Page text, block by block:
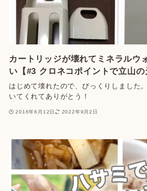
カートリッジが壊れてミネラルウ
い【#3 クロネコポイントで立山の
はじめて壊れたので、びっくりしました
いてくれてありがとう！
2016年6月12日 2022年9月2日